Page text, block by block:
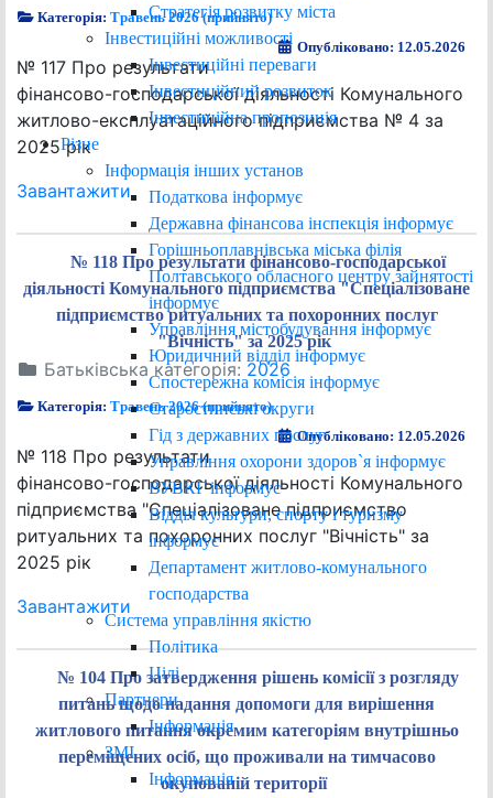
Стратегія розвитку міста
Інвестиційні можливості
Інвестиційні переваги
Інвестиційний розвиток
Інвестиційна пропозиція
Різне
Інформація інших установ
Податкова інформує
Державна фінансова інспекція інформує
Горішньоплавнівська міська філія
Полтавського обласного центру зайнятості
інформує
Управління містобудування інформує
Юридичний відділ інформує
Спостережна комісія інформує
Старостинські округи
Гід з державних послуг
Управління охорони здоров`я інформує
ВУВКГ інформує
Відділ культури, спорту і туризму
інформує
Департамент житлово-комунального
господарства
Система управління якістю
Політика
Цілі
Партнери
Інформація
ЗМІ
Інформація
Категорія:Травень 2026 (прийнято)
Опубліковано: 12.05.2026
№ 117 Про результати
фінансово-господарської діяльності Комунального
житлово-експлуатаційного підприємства № 4 за
2025 рік
Завантажити
№ 118 Про результати фінансово-господарської
діяльності Комунального підприємства "Спеціалізоване
підприємство ритуальних та похоронних послуг
"Вічність" за 2025 рік
Батьківська категорія: 2026
Категорія:Травень 2026 (прийнято)
Опубліковано: 12.05.2026
№ 118 Про результати
фінансово-господарської діяльності Комунального
підприємства "Спеціалізоване підприємство
ритуальних та похоронних послуг "Вічність" за
2025 рік
Завантажити
№ 104 Про затвердження рішень комісії з розгляду
питань щодо надання допомоги для вирішення
житлового питання окремим категоріям внутрішньо
переміщених осіб, що проживали на тимчасово
окупованій території